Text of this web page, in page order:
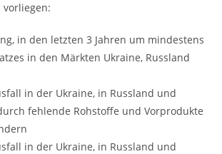
vorliegen:
in den letzten 3 Jahren um mindestens
in den Märkten Ukraine, Russland
in der Ukraine, in Russland und
fehlende Rohstoffe und Vorprodukte
in der Ukraine, in Russland und